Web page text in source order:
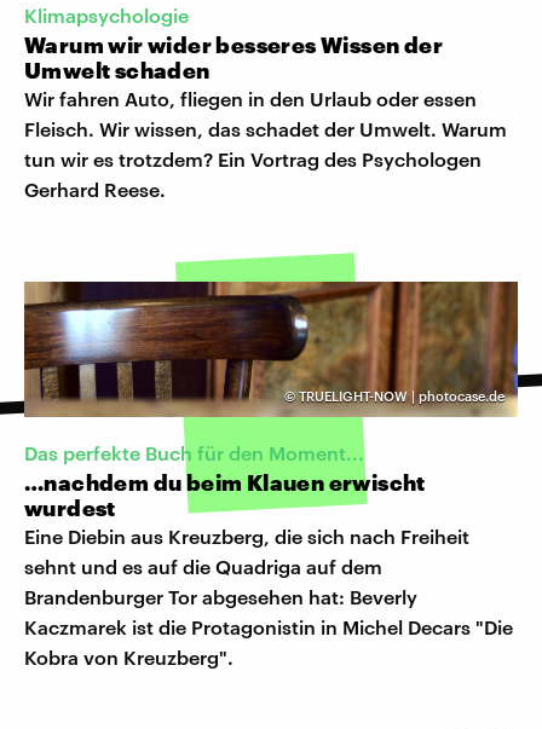
Klimapsychologie
Warum wir wider besseres Wissen der
Umwelt schaden
Wir fahren Auto, fliegen in den Urlaub oder essen
Fleisch. Wir wissen, das schadet der Umwelt. Warum
tun wir es trotzdem? Ein Vortrag des Psychologen
Gerhard Reese.
© TRUELIGHT-NOW | photocase.de
Das perfekte Buch für den Moment...
…nachdem du beim Klauen erwischt
wurdest
Eine Diebin aus Kreuzberg, die sich nach Freiheit
sehnt und es auf die Quadriga auf dem
Brandenburger Tor abgesehen hat: Beverly
Kaczmarek ist die Protagonistin in Michel Decars "Die
Kobra von Kreuzberg".